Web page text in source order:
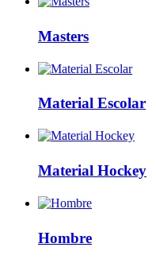
Masters
Material Escolar
Material Hockey
Hombre